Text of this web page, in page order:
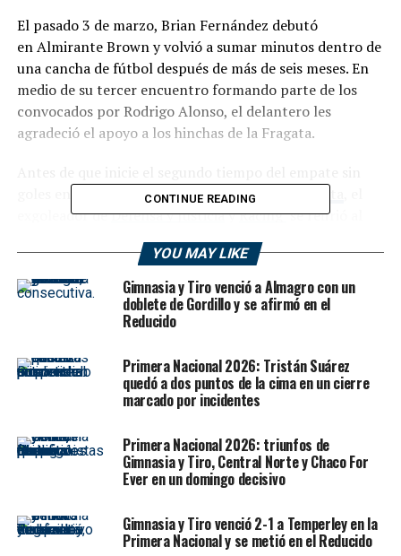
El pasado 3 de marzo, Brian Fernández debutó
en Almirante Brown y volvió a sumar minutos dentro de
una cancha de fútbol después de más de seis meses. En
medio de su tercer encuentro formando parte de los
convocados por Rodrigo Alonso, el delantero les
agradeció el apoyo a los hinchas de la Fragata.
goles entre el aurinegro yGimnasia y Tiro de Salta
exgoleador deDefensa y JusticiayRacingse refirió al
conjunto de La Matanza desde su llegada al club a
principio del 2024. “Agradecérselos, porque es muy lindo
recibir este cariño. No recibí ninguna puteada desde que
inicio el campeonato”, declaró el santafesino antes de
complemento.
Para cerrar sus declaraciones, el atacante se rio ante las
hacer algo diferente hoy, y no sé cómo me saludaran
después”. Después de haber jugado 62 minutos ante
Aldosivi y 10 frente a Mitre de Santiago del
Estero, Fernández continúa sumando ritmo y espera
volver a encontrar su mejor nivel futbolístico.
CONTINUE READING
YOU MAY LIKE
Gimnasia y Tiro venció a Almagro con un
doblete de Gordillo y se afirmó en el
Reducido
Primera Nacional 2026: Tristán Suárez
quedó a dos puntos de la cima en un cierre
marcado por incidentes
Primera Nacional 2026: triunfos de
Gimnasia y Tiro, Central Norte y Chaco For
Ever en un domingo decisivo
Gimnasia y Tiro venció 2-1 a Temperley en la
Primera Nacional y se metió en el Reducido